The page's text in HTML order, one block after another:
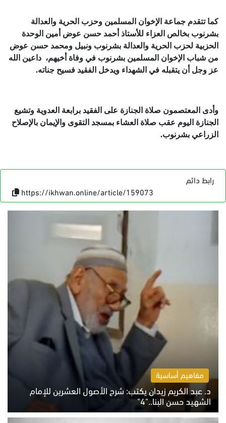
كما تتقدم جماعة الإخوان المسلمين وحزب الحرية والعدالة
بشرنوب بخالص العزاء للأستاذ أحمد حسن عوض أمين الوحدة
الحزبية لحزب الحرية والعدالة بشرنوب ونبيل ومحمد حسن عوض
من شباب الإخوان المسلمين بشرنوب في وفاة أخيهم، داعين الله
عز وجل أن يتقبله في الشهداء ويدخل الفقيد فسيح جناته.
وأدى المعتصمون صلاة الجنازة على الفقيد برابعة العدوية وتشيع
الجنازة اليوم عقب صلاة العشاء بمسجد التقوى والإيمان بالإصلاح
الزراعي بشرنوب.
رابط دائم
https://ikhwan.online/article/159073
مفاهيم أساسية
د. عبد الكريم زيدان يكتب: شرح الأصول العشرين للإمام
الشهيد حسن البنا.."4"
الخميس 6 أغسطس 2026 10:27 ص